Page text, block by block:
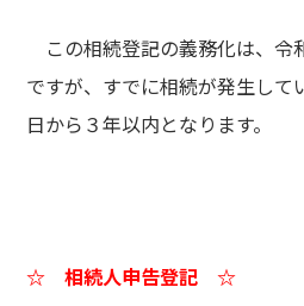
この相続登記の義務化は、令
ですが、すでに相続が発生して
日から３年以内となります。
☆ 相続人申告登記 ☆